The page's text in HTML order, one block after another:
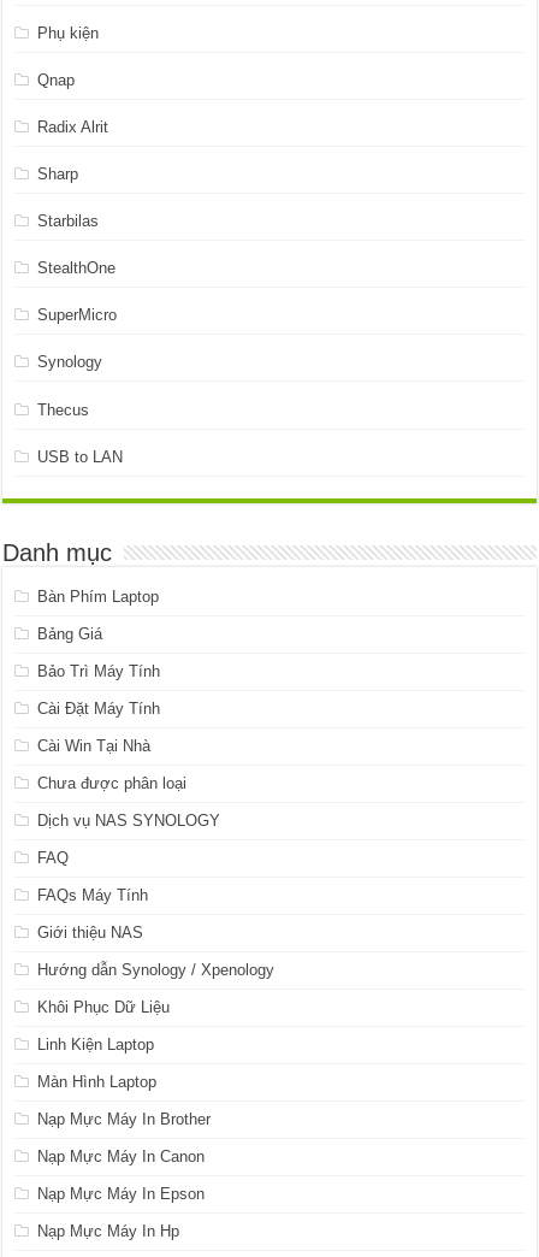
Phụ kiện
Qnap
Radix Alrit
Sharp
Starbilas
StealthOne
SuperMicro
Synology
Thecus
USB to LAN
Danh mục
Bàn Phím Laptop
Bảng Giá
Bảo Trì Máy Tính
Cài Đặt Máy Tính
Cài Win Tại Nhà
Chưa được phân loại
Dịch vụ NAS SYNOLOGY
FAQ
FAQs Máy Tính
Giới thiệu NAS
Hướng dẫn Synology / Xpenology
Khôi Phục Dữ Liệu
Linh Kiện Laptop
Màn Hình Laptop
Nạp Mực Máy In Brother
Nạp Mực Máy In Canon
Nạp Mực Máy In Epson
Nạp Mực Máy In Hp